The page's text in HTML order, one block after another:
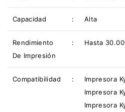
Capacidad : Alta
Rendimiento
De Impresión
: Hasta
Compatibilidad :
Impresora
Impresora
Impresora